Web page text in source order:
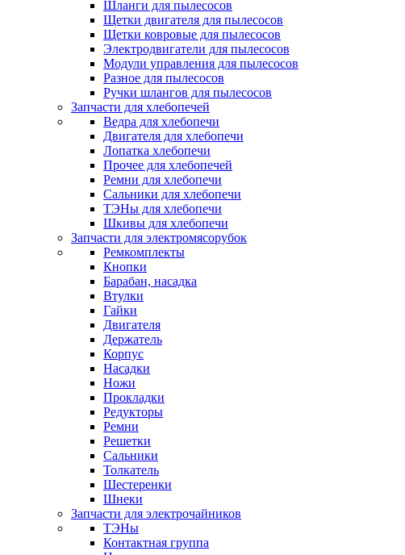
Шланги для пылесосов
Щетки двигателя для пылесосов
Щетки ковровые для пылесосов
Электродвигатели для пылесосов
Модули управления для пылесосов
Разное для пылесосов
Ручки шлангов для пылесосов
Запчасти для хлебопечей
Ведра для хлебопечи
Двигателя для хлебопечи
Лопатка хлебопечи
Прочее для хлебопечей
Ремни для хлебопечи
Сальники для хлебопечи
ТЭНы для хлебопечи
Шкивы для хлебопечи
Запчасти для электромясорубок
Ремкомплекты
Кнопки
Барабан, насадка
Втулки
Гайки
Двигателя
Держатель
Корпус
Насадки
Ножи
Прокладки
Редукторы
Ремни
Решетки
Сальники
Толкатель
Шестеренки
Шнеки
Запчасти для электрочайников
ТЭНы
Контактная группа